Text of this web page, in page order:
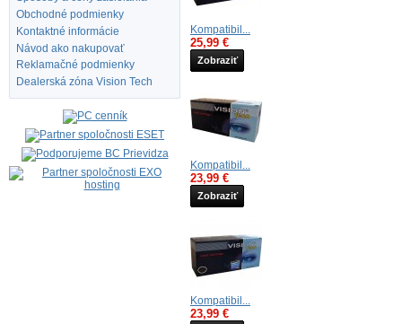
Obchodné podmienky
Kontaktné informácie
Návod ako nakupovať
Reklamačné podmienky
Dealerská zóna Vision Tech
Kompatibil...
25,99 €
Zobraziť
Kompatibil...
23,99 €
Zobraziť
Kompatibil...
23,99 €